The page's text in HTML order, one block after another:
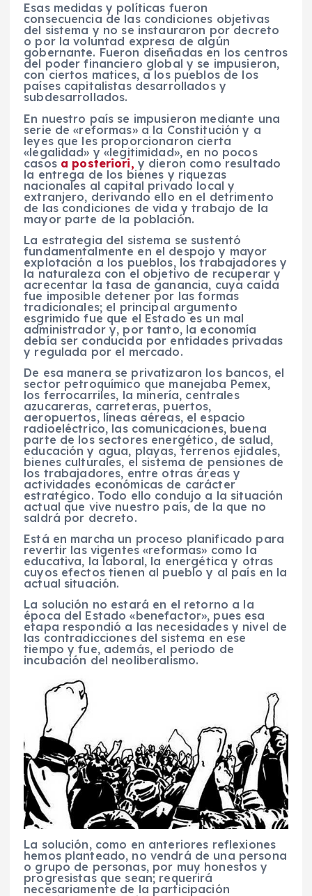
Esas medidas y políticas fueron
consecuencia de las condiciones objetivas
del sistema y no se instauraron por decreto
o por la voluntad expresa de algún
gobernante. Fueron diseñadas en los centros
del poder financiero global y se impusieron,
con ciertos matices, a los pueblos de los
países capitalistas desarrollados y
subdesarrollados.
En nuestro país se impusieron mediante una
serie de «reformas» a la Constitución y a
leyes que les proporcionaron cierta
«legalidad» y «legitimidad», en no pocos
casos a posteriori, y dieron como resultado
la entrega de los bienes y riquezas
nacionales al capital privado local y
extranjero, derivando ello en el detrimento
de las condiciones de vida y trabajo de la
mayor parte de la población.
La estrategia del sistema se sustentó
fundamentalmente en el despojo y mayor
explotación a los pueblos, los trabajadores y
la naturaleza con el objetivo de recuperar y
acrecentar la tasa de ganancia, cuya caída
fue imposible detener por las formas
tradicionales; el principal argumento
esgrimido fue que el Estado es un mal
administrador y, por tanto, la economía
debía ser conducida por entidades privadas
y regulada por el mercado.
De esa manera se privatizaron los bancos, el
sector petroquímico que manejaba Pemex,
los ferrocarriles, la minería, centrales
azucareras, carreteras, puertos,
aeropuertos, líneas aéreas, el espacio
radioeléctrico, las comunicaciones, buena
parte de los sectores energético, de salud,
educación y agua, playas, terrenos ejidales,
bienes culturales, el sistema de pensiones de
los trabajadores, entre otras áreas y
actividades económicas de carácter
estratégico. Todo ello condujo a la situación
actual que vive nuestro país, de la que no
saldrá por decreto.
Está en marcha un proceso planificado para
revertir las vigentes «reformas» como la
educativa, la laboral, la energética y otras
cuyos efectos tienen al pueblo y al país en la
actual situación.
La solución no estará en el retorno a la
época del Estado «benefactor», pues esa
etapa respondió a las necesidades y nivel de
las contradicciones del sistema en ese
tiempo y fue, además, el periodo de
incubación del neoliberalismo.
La solución, como en anteriores reflexiones
hemos planteado, no vendrá de una persona
o grupo de personas, por muy honestos y
progresistas que sean; requerirá
necesariamente de la participación